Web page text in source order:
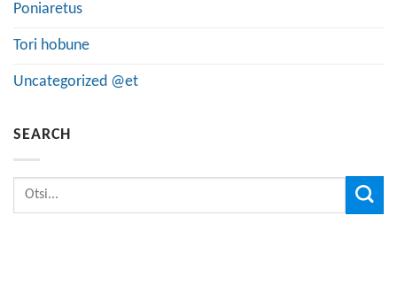
Poniaretus
Tori hobune
Uncategorized @et
SEARCH